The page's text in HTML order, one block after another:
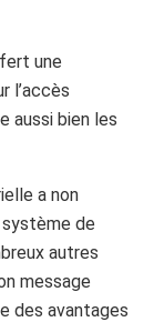
une
l’accès
aussi bien les
a non
de
autres
message
des avantages